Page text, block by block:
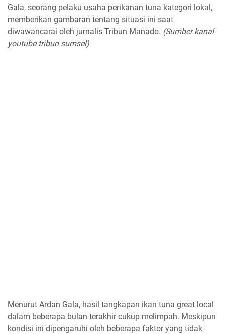
Gala, seorang pelaku usaha perikanan tuna kategori lokal,
memberikan gambaran tentang situasi ini saat
diwawancarai oleh jurnalis Tribun Manado. (Sumber kanal
youtube tribun sumsel)
Menurut Ardan Gala, hasil tangkapan ikan tuna great local
dalam beberapa bulan terakhir cukup melimpah. Meskipun
kondisi ini dipengaruhi oleh beberapa faktor yang tidak